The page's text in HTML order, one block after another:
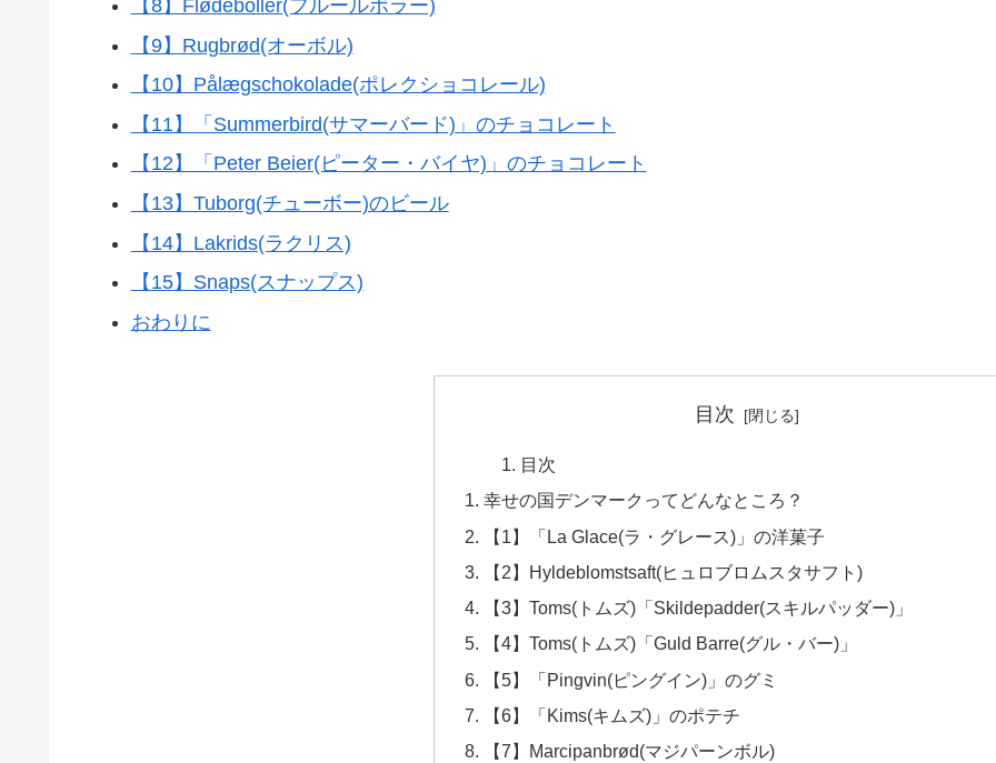
【8】Flødeboller(フルールボラー)
【9】Rugbrød(オーボル)
【10】Pålægschokolade(ポレクショコレール)
【11】「Summerbird(サマーバード)」のチョコレート
【12】「Peter Beier(ピーター・バイヤ)」のチョコレート
【13】Tuborg(チューボー)のビール
【14】Lakrids(ラクリス)
【15】Snaps(スナップス)
おわりに
目次
目次
幸せの国デンマークってどんなところ？
【1】「La Glace(ラ・グレース)」の洋菓子
【2】Hyldeblomstsaft(ヒュロブロムスタサフト)
【3】Toms(トムズ)「Skildepadder(スキルパッダー)」
【4】Toms(トムズ)「Guld Barre(グル・バー)」
【5】「Pingvin(ピングイン)」のグミ
【6】「Kims(キムズ)」のポテチ
【7】Marcipanbrød(マジパーンボル)